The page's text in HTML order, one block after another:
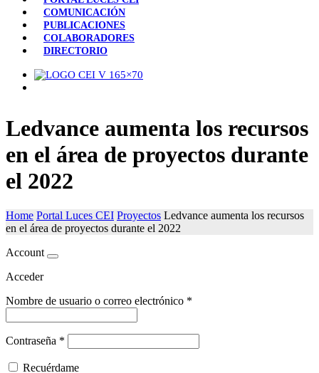
COMUNICACIÓN
PUBLICACIONES
COLABORADORES
DIRECTORIO
Ledvance aumenta los recursos
en el área de proyectos durante
el 2022
Home Portal Luces CEI Proyectos Ledvance aumenta los recursos
en el área de proyectos durante el 2022
Account
Acceder
Nombre de usuario o correo electrónico *
Contraseña *
Recuérdame